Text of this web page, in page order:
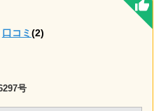
口コミ (2)
号